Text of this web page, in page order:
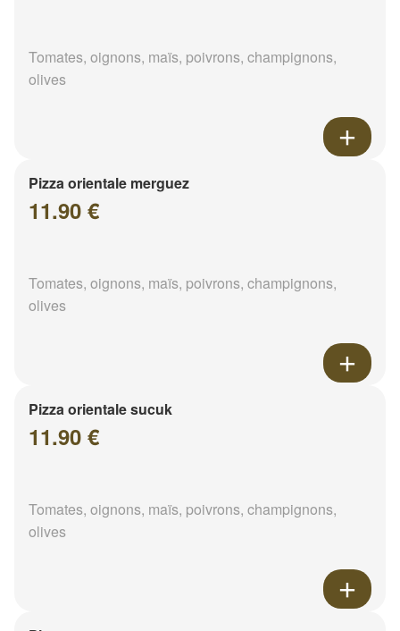
Tomates, oignons, maïs, poivrons, champignons,
olives
Pizza orientale merguez
11.90 €
Tomates, oignons, maïs, poivrons, champignons,
olives
Pizza orientale sucuk
11.90 €
Tomates, oignons, maïs, poivrons, champignons,
olives